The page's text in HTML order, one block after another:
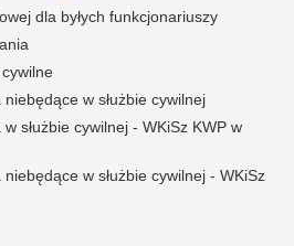
dla byłych funkcjonariuszy
w służbie cywilnej
służbie cywilnej - WKiSz KWP w
w służbie cywilnej - WKiSz